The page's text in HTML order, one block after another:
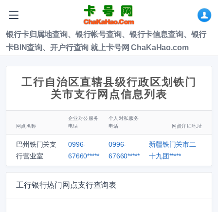
银行卡归属地查询、银行帐号查询、银行卡信息查询、银行
卡BIN查询、开户行查询 就上卡号网 ChaKaHao.com
工行自治区直辖县级行政区划铁门
关市支行网点信息列表
网点名称
企业对公服务
电话
个人对私服务
电话
网点详细地址
巴州铁门关支
行营业室
0996-
67660*****
0996-
67660*****
新疆铁门关市二
十九团*****
工行银行热门网点支行查询表